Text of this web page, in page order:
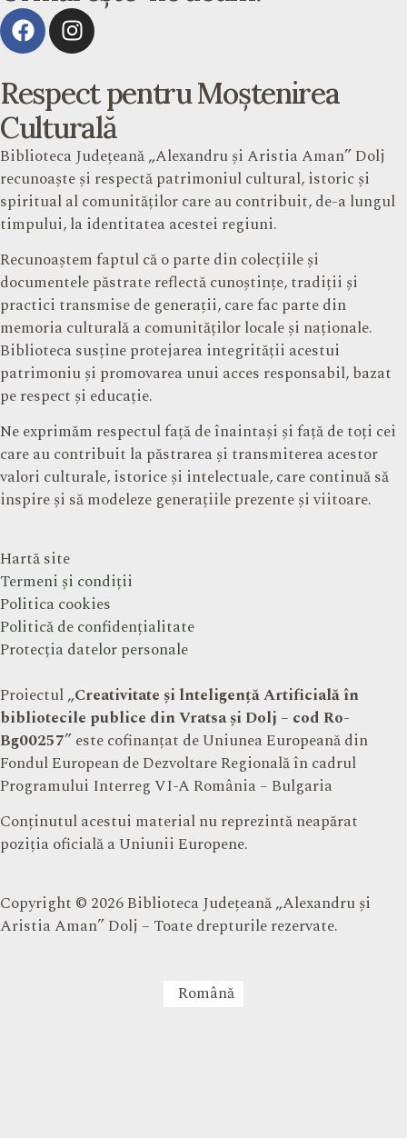
Respect pentru Moștenirea
Culturală
Biblioteca Județeană „Alexandru și Aristia Aman” Dolj
recunoaște și respectă patrimoniul cultural, istoric și
spiritual al comunităților care au contribuit, de-a lungul
timpului, la identitatea acestei regiuni.
Recunoaștem faptul că o parte din colecțiile și
documentele păstrate reflectă cunoștințe, tradiții și
practici transmise de generații, care fac parte din
memoria culturală a comunităților locale și naționale.
Biblioteca susține protejarea integrității acestui
patrimoniu și promovarea unui acces responsabil, bazat
pe respect și educație.
Ne exprimăm respectul față de înaintași și față de toți cei
care au contribuit la păstrarea și transmiterea acestor
valori culturale, istorice și intelectuale, care continuă să
inspire și să modeleze generațiile prezente și viitoare.
Hartă site
Termeni și condiții
Politica cookies
Politică de confidențialitate
Protecția datelor personale
Proiectul „Creativitate și lnteligență Artificială în
bibliotecile publice din Vratsa și Dolj – cod Ro-
Bg00257” este cofinanțat de Uniunea Europeană din
Fondul European de Dezvoltare Regională în cadrul
Programului Interreg VI-A România – Bulgaria
Conținutul acestui material nu reprezintă neapărat
poziția oficială a Uniunii Europene.
Copyright © 2026 Biblioteca Județeană „Alexandru și
Aristia Aman” Dolj – Toate drepturile rezervate.
Română